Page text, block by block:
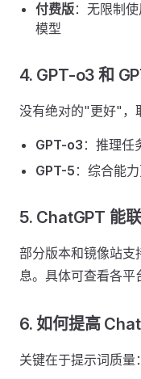
付费版：无限制
模型
4. GPT-o3 和
没有绝对的"更好"，
GPT-o3 ：推理任
GPT-5 ：综合能
5. ChatGPT 能
部分版本和镜像站支
息。具体可查看各平
6. 如何提高
关键在于提示词质量：